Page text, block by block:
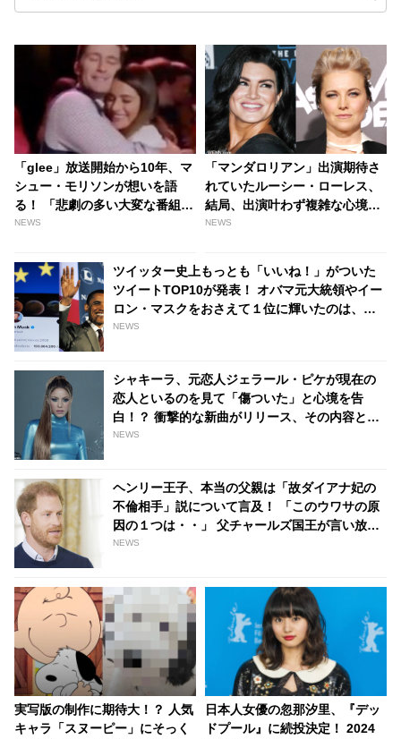
「glee」放送開始から10年、マ
シュー・モリソンが想いを語
る！ 「悲劇の多い大変な番組だ
った」 | tvgroove
NEWS
「マンダロリアン」出演期待さ
れていたルーシー・ローレス、
結局、出演叶わず複雑な心境を
吐露！ 実は別の『スター・ウォ
た…！？ 熱烈なファンの声が逆
作用か・・皮肉な顛末を嘆く -
tvgroove
NEWS
ツイッター史上もっとも「いいね！」がついた
ツイートTOP10が発表！ オバマ元大統領やイー
ロン・マスクをおさえて１位に輝いたのは、あ
の人気俳優の訃報 - tvgroove
NEWS
シャキーラ、元恋人ジェラール・ピケが現在の
恋人といるのを見て「傷ついた」と心境を告
白！？ 衝撃的な新曲がリリース、その内容とは
- tvgroove
NEWS
ヘンリー王子、本当の父親は「故ダイアナ妃の
不倫相手」説について言及！ 「このウワサの原
因の１つは・・」 父チャールズ国王が言い放っ
た言葉とは - tvgroove
NEWS
実写版の制作に期待大！？ 人気
キャラ「スヌーピー」にそっく
日本人女優の忽那汐里、『デッ
ドプール』に続投決定！ 2024